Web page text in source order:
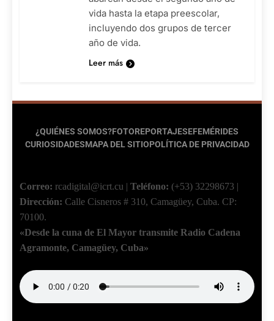
vida hasta la etapa preescolar,
incluyendo dos grupos de tercer
año de vida.
Leer más
¿QUIÉNES SOMOS?FOTOREPORTAJESEFEMÉRIDES
CURIOSIDADESMAPA DEL SITIOPOLÍTICA DE PRIVACIDAD
Correo: rcadigital@icrt.cu | Teléfono: (+53) 32298673 |
Dirección: Calle Cisneros # 310, Camagüey, Cuba. CP:
70100.
«Desde la cuna de El Mayor transmite Radio Cadena
Agramonte, Camagüey, Cuba»